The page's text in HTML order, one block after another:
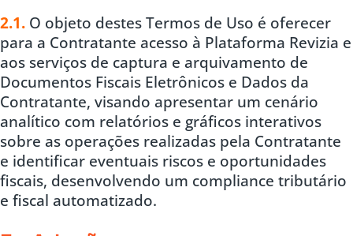
2.1. O objeto destes Termos de Uso é oferecer
para a Contratante acesso à Plataforma Revizia e
aos serviços de captura e arquivamento de
Documentos Fiscais Eletrônicos e Dados da
Contratante, visando apresentar um cenário
analítico com relatórios e gráficos interativos
sobre as operações realizadas pela Contratante
e identificar eventuais riscos e oportunidades
fiscais, desenvolvendo um compliance tributário
e fiscal automatizado.